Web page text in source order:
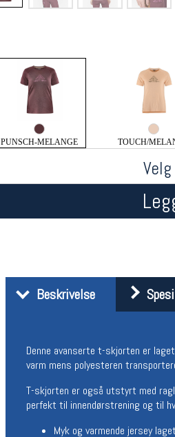
PUNSCH-MELANGE TOUCH/
Beskrivelse
Denne avanserte t-skjorten er
varm mens polyesteren
T-skjorten er også utstyrt med
perfekt til innendørstrening og til
Myk og varmende jersey
Craft
Her finner du oss
Telefon: 23 32 62 00
(telefontid man-fredag klokken 10-13)
Om oss
Kontakt oss